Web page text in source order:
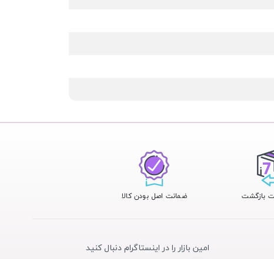
ضمانت اصل بودن کالا
امین بازار را در اینستاگرام دنبال کنید